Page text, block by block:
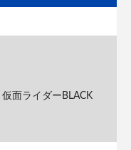
仮面ライダーBLACK